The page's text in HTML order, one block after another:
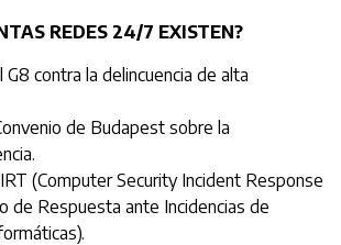
REDES 24/7 EXISTEN?
contra la delincuencia de alta
de Budapest sobre la
(Computer Security Incident Response
de Respuesta ante Incidencias de